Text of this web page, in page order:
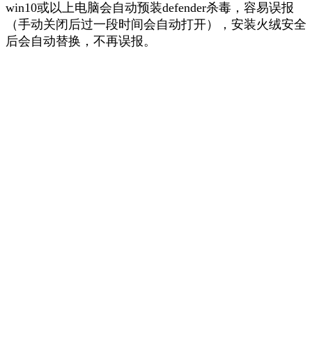
win10或以上电脑会自动预装defender杀毒，容易误报
（手动关闭后过一段时间会自动打开），安装火绒安全
后会自动替换，不再误报。